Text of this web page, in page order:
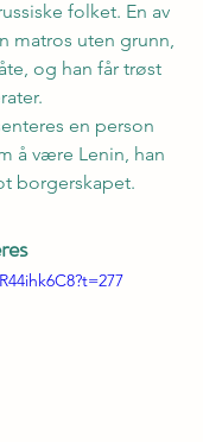
folket. En av
matros uten grunn,
og han får trøst
en person
å være Lenin, han
borgerskapet.